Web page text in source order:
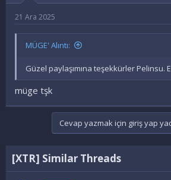
21 Ara 2025
MÜGE' Alıntı:
Güzel paylaşımına teşekkürler Pelinsu.
müge tşk
Cevap yazmak için giriş yap
[XTR] Similar Threads